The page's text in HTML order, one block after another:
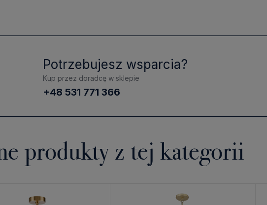
Potrzebujesz wsparcia?
Kup przez doradcę w sklepie
+48 531 771 366
produkty z tej kategorii